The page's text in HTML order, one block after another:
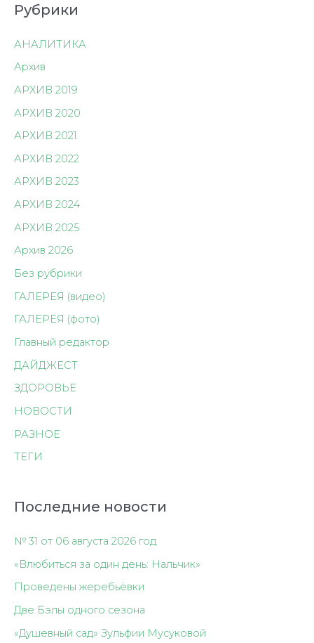
Рубрики
АНАЛИТИКА
Архив
АРХИВ 2019
АРХИВ 2020
АРХИВ 2021
АРХИВ 2022
АРХИВ 2023
АРХИВ 2024
АРХИВ 2025
Архив 2026
Без рубрики
ГАЛЕРЕЯ (видео)
ГАЛЕРЕЯ (фото)
Главный редактор
ДАЙДЖЕСТ
ЗДОРОВЬЕ
НОВОСТИ
РАЗНОЕ
ТЕГИ
Последние новости
№ 31 от 06 августа 2026 год
«Влюбиться за один день: Нальчик»
Проведены жеребьёвки
Две Бэлы одного сезона
«Душевный сад» Зульфии Мусуковой